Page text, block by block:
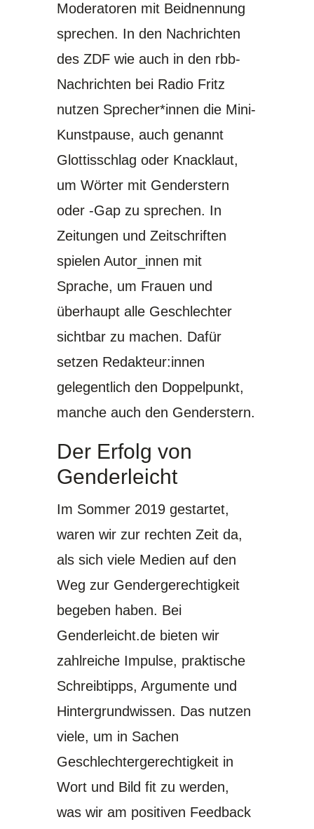
Moderatoren mit Beidnennung
sprechen. In den Nachrichten
des ZDF wie auch in den rbb-
Nachrichten bei Radio Fritz
nutzen Sprecher*innen die Mini-
Kunstpause, auch genannt
Glottisschlag oder Knacklaut,
um Wörter mit Genderstern
oder -Gap zu sprechen. In
Zeitungen und Zeitschriften
spielen Autor_innen mit
Sprache, um Frauen und
überhaupt alle Geschlechter
sichtbar zu machen. Dafür
setzen Redakteur:innen
gelegentlich den Doppelpunkt,
manche auch den Genderstern.
Der Erfolg von
Genderleicht
Im Sommer 2019 gestartet,
waren wir zur rechten Zeit da,
als sich viele Medien auf den
Weg zur Gendergerechtigkeit
begeben haben. Bei
Genderleicht.de bieten wir
zahlreiche Impulse, praktische
Schreibtipps, Argumente und
Hintergrundwissen. Das nutzen
viele, um in Sachen
Geschlechtergerechtigkeit in
Wort und Bild fit zu werden,
was wir am positiven Feedback